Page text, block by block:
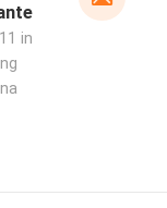
in